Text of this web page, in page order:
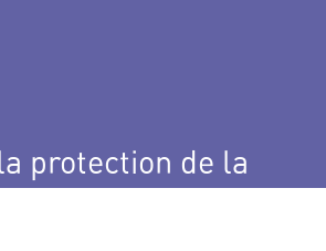
protection de la